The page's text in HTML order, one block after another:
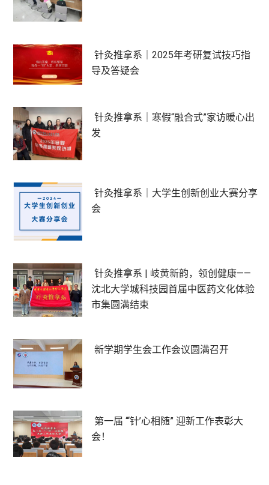
针灸推拿系｜2025年考研复试技巧指
导及答疑会
针灸推拿系｜寒假“融合式”家访暖心出
发
针灸推拿系｜大学生创新创业大赛分享
会
针灸推拿系 | 岐黄新韵，领创健康——
沈北大学城科技园首届中医药文化体验
市集圆满结束
新学期学生会工作会议圆满召开
第一届 “‘针’心相随” 迎新工作表彰大
会！